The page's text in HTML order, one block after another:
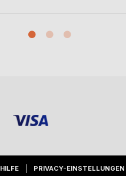
HILFE PRIVACY-EINSTELLUNGEN